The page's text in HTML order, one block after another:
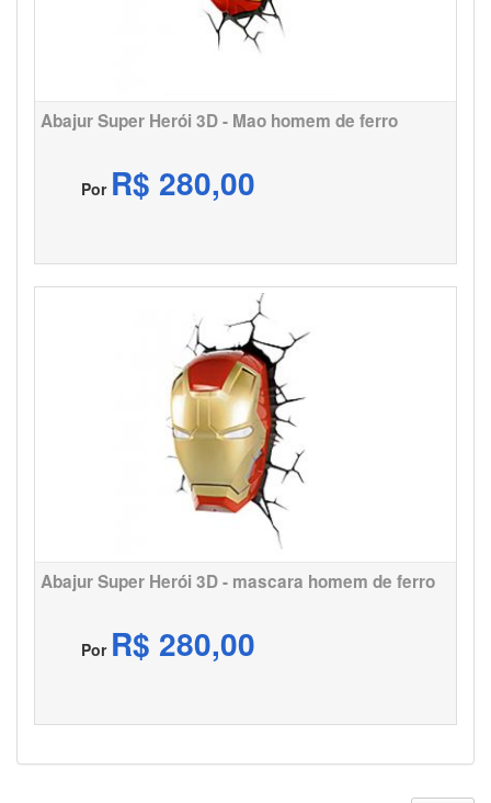
Abajur Super Herói 3D - Mao homem de ferro
Por R$ 280,00
Abajur Super Herói 3D - mascara homem de ferro
Por R$ 280,00